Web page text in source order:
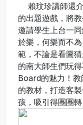
賴玟珍講師還
的出題遊戲，將
邀請學生上台一
於樂，何樂而不
範，不論是看圖
的南大師生們玩
Board的魅力！
的教材，打造客
孩，吸引得團團轉